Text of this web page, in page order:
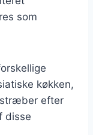
som
køkken,
stræber efter
disse